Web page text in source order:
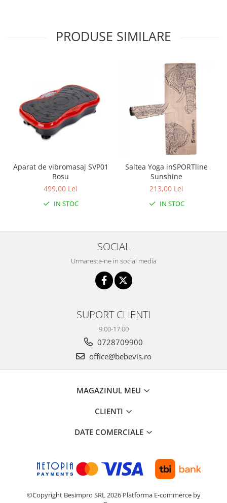
PRODUSE SIMILARE
Aparat de vibromasaj SVP01
Rosu
499,00 Lei
IN STOC
Saltea Yoga inSPORTline
Sunshine
213,00 Lei
IN STOC
SOCIAL
Urmareste-ne in social media
SUPORT CLIENTI
9.00-17.00
0728709900
office@bebevis.ro
MAGAZINUL MEU
CLIENTI
DATE COMERCIALE
©Copyright Besimpro SRL 2026 Platforma E-commerce by